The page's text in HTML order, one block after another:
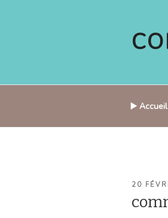
▶️ Accueil
PUBLIÉ
20